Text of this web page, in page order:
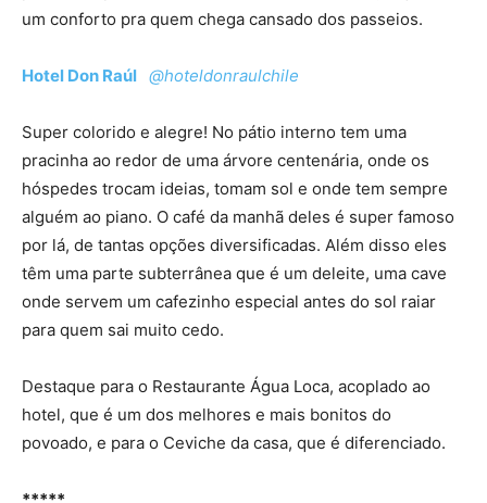
um conforto pra quem chega cansado dos passeios.
Hotel Don Raúl @hoteldonraulchile
Super colorido e alegre! No pátio interno tem uma
pracinha ao redor de uma árvore centenária, onde os
hóspedes trocam ideias, tomam sol e onde tem sempre
alguém ao piano. O café da manhã deles é super famoso
por lá, de tantas opções diversificadas. Além disso eles
têm uma parte subterrânea que é um deleite, uma cave
onde servem um cafezinho especial antes do sol raiar
para quem sai muito cedo.
Destaque para o Restaurante Água Loca, acoplado ao
hotel, que é um dos melhores e mais bonitos do
povoado, e para o Ceviche da casa, que é diferenciado.